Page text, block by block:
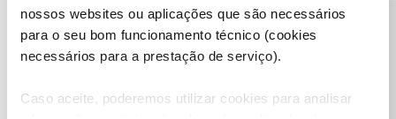
nossos websites ou aplicações que são necessários
para o seu bom funcionamento técnico (cookies
necessários para a prestação de serviço).
Caso aceite, poderemos utilizar cookies para analisar